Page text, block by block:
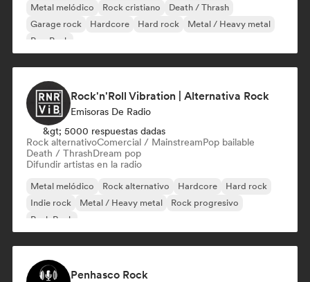
Metal melódico Rock cristiano
Death / Thrash
Garage rock
Hardcore Hard rock
Metal / Heavy metal
Pop Punk
Rock'n'Roll Vibration | Alternativa Rock
Emisoras De Radio
&gt; 5000 respuestas dadas
Rock alternativoComercial / MainstreamPop bailable
Death / ThrashDream pop
Difundir artistas en la radio
Metal melódico Rock alternativo Hardcore
Hard rock
Indie rock
Metal / Heavy metal
Rock progresivo
Punk Rock
Penhasco Rock